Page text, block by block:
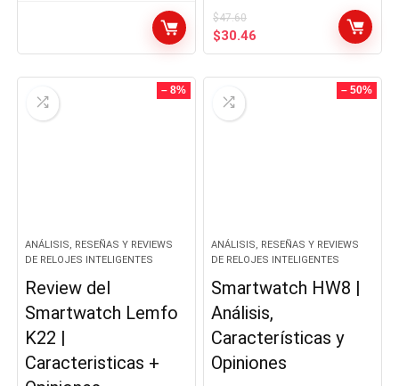
$47.60
El
precio
$47.60.
$30.46
precio
– 8%
ANÁLISIS, RESEÑAS Y REVIEWS
DE RELOJES INTELIGENTES
Review del
Smartwatch Lemfo
K22 |
Caracteristicas +
– 50%
ANÁLISIS, RESEÑAS Y REVIEWS
DE RELOJES INTELIGENTES
Smartwatch HW8 |
Análisis,
Características y
Opiniones